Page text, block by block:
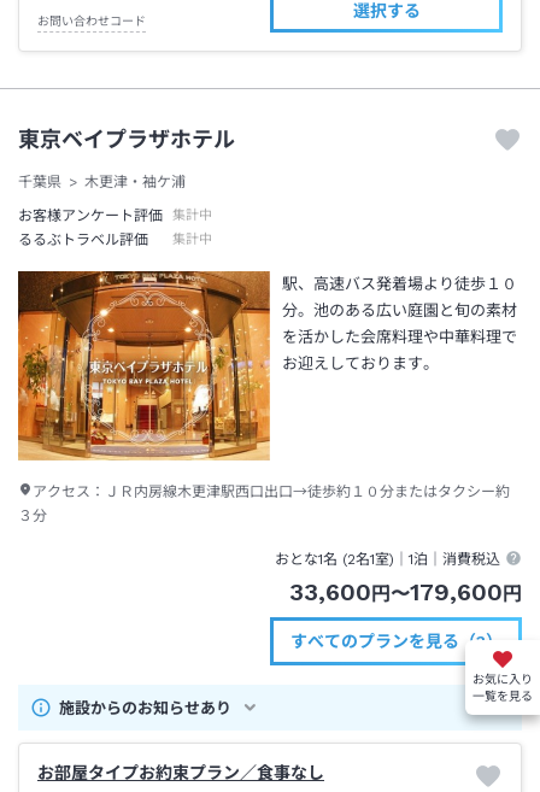
お問い合わせコード
選択する
東京ベイプラザホテル
千葉県
木更津・袖ケ浦
お客様アンケート評価
集計中
るるぶトラベル評価 集計中
駅、高速バス発着場より徒歩１０
分。池のある広い庭園と旬の素材
を活かした会席料理や中華料理で
お迎えしております。
アクセス： ＪＲ内房線木更津駅西口出口→徒歩約１０分またはタクシー約
３分
おとな1名 (2名1室)｜1泊 ｜消費税込
33,600 円 〜179,600 円
すべてのプランを見る（3）
施設からのお知らせあり
お部屋タイプお約束プラン／食事なし
お気に入り
一覧を見る